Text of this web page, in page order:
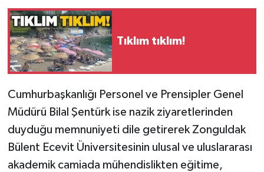
Tıklım tıklım!
Cumhurbaşkanlığı Personel ve Prensipler Genel
Müdürü Bilal Şentürk ise nazik ziyaretlerinden
duyduğu memnuniyeti dile getirerek Zonguldak
Bülent Ecevit Üniversitesinin ulusal ve uluslararası
akademik camiada mühendislikten eğitime,
Spor
Ulusal
Yaşam